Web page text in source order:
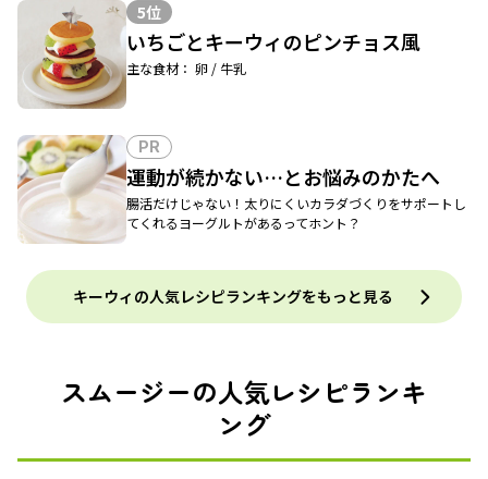
5位
いちごとキーウィのピンチョス風
主な食材： 卵 / 牛乳
PR
運動が続かない…とお悩みのかたへ
腸活だけじゃない！太りにくいカラダづくりをサポートし
てくれるヨーグルトがあるってホント？
キーウィの人気レシピランキングをもっと見る
スムージーの人気レシピランキ
ング